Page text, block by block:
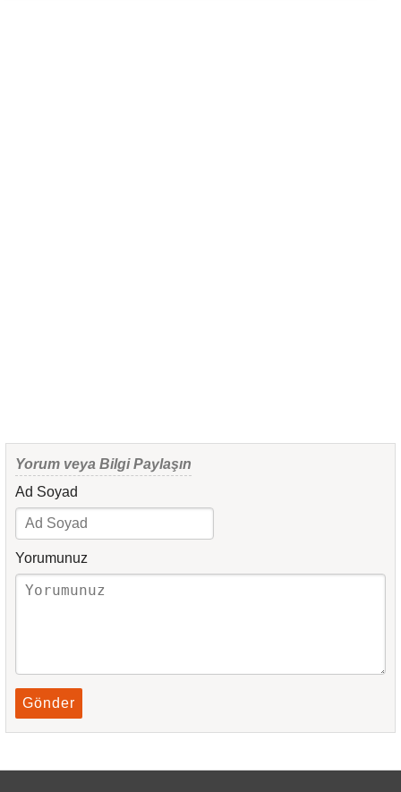
Yorum veya Bilgi Paylaşın
Ad Soyad
Yorumunuz
Gönder